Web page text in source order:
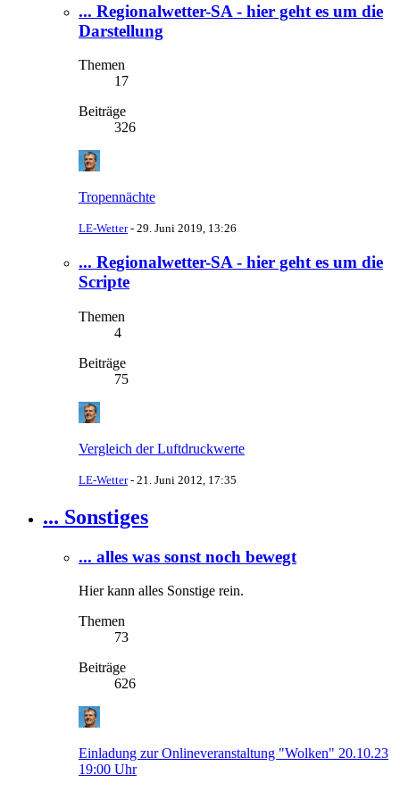
... Regionalwetter-SA - hier geht es um die
Darstellung
Themen
17
Beiträge
326
Tropennächte
LE-Wetter- 29. Juni 2019, 13:26
... Regionalwetter-SA - hier geht es um die
Scripte
Themen
4
Beiträge
75
Vergleich der Luftdruckwerte
LE-Wetter- 21. Juni 2012, 17:35
... Sonstiges
... alles was sonst noch bewegt
Hier kann alles Sonstige rein.
Themen
73
Beiträge
626
Einladung zur Onlineveranstaltung "Wolken" 20.10.23
19:00 Uhr